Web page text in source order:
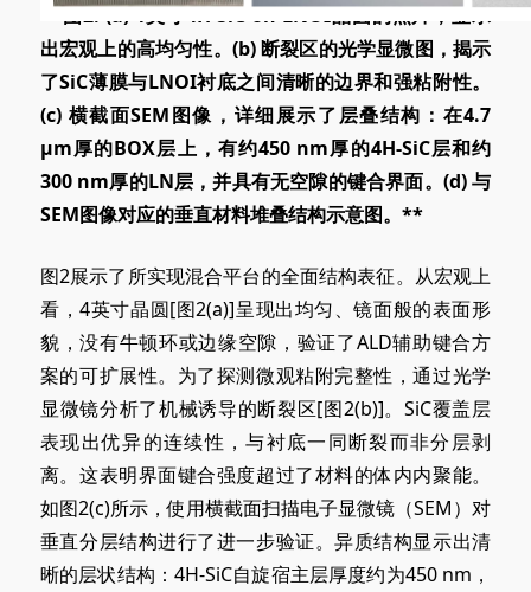
**图2. (a) 4英寸4H-SiC-on-LNOI晶圆的照片，显示
出宏观上的高均匀性。(b) 断裂区的光学显微图，揭示
了SiC薄膜与LNOI衬底之间清晰的边界和强粘附性。
(c) 横截面SEM图像，详细展示了层叠结构：在4.7
μm厚的BOX层上，有约450 nm厚的4H-SiC层和约
300 nm厚的LN层，并具有无空隙的键合界面。(d) 与
SEM图像对应的垂直材料堆叠结构示意图。**
图2展示了所实现混合平台的全面结构表征。从宏观上
看，4英寸晶圆[图2(a)]呈现出均匀、镜面般的表面形
貌，没有牛顿环或边缘空隙，验证了ALD辅助键合方
案的可扩展性。为了探测微观粘附完整性，通过光学
显微镜分析了机械诱导的断裂区[图2(b)]。SiC覆盖层
表现出优异的连续性，与衬底一同断裂而非分层剥
离。这表明界面键合强度超过了材料的体内内聚能。
如图2(c)所示，使用横截面扫描电子显微镜（SEM）对
垂直分层结构进行了进一步验证。异质结构显示出清
晰的层状结构：4H-SiC自旋宿主层厚度约为450 nm，